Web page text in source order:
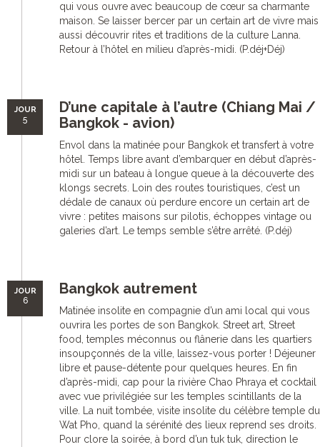
qui vous ouvre avec beaucoup de cœur sa charmante
maison. Se laisser bercer par un certain art de vivre mais
aussi découvrir rites et traditions de la culture Lanna.
Retour à l’hôtel en milieu d’après-midi. (P.déj+Déj)
JOUR
5
D’une capitale à l’autre (Chiang Mai /
Bangkok - avion)
Envol dans la matinée pour Bangkok et transfert à votre
hôtel. Temps libre avant d’embarquer en début d’après-
midi sur un bateau à longue queue à la découverte des
klongs secrets. Loin des routes touristiques, c’est un
dédale de canaux où perdure encore un certain art de
vivre : petites maisons sur pilotis, échoppes vintage ou
galeries d’art. Le temps semble s’être arrêté. (P.déj)
JOUR
6
Bangkok autrement
Matinée insolite en compagnie d’un ami local qui vous
ouvrira les portes de son Bangkok. Street art, Street
food, temples méconnus ou flânerie dans les quartiers
insoupçonnés de la ville, laissez-vous porter ! Déjeuner
libre et pause-détente pour quelques heures. En fin
d’après-midi, cap pour la rivière Chao Phraya et cocktail
avec vue privilégiée sur les temples scintillants de la
ville. La nuit tombée, visite insolite du célèbre temple du
Wat Pho, quand la sérénité des lieux reprend ses droits.
Pour clore la soirée, à bord d’un tuk tuk, direction le